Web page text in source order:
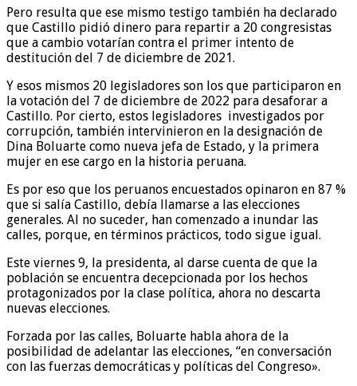
Pero resulta que ese mismo testigo también ha declarado
que Castillo pidió dinero para repartir a 20 congresistas
que a cambio votarían contra el primer intento de
destitución del 7 de diciembre de 2021.
Y esos mismos 20 legisladores son los que participaron en
la votación del 7 de diciembre de 2022 para desaforar a
Castillo. Por cierto, estos legisladores investigados por
corrupción, también intervinieron en la designación de
Dina Boluarte como nueva jefa de Estado, y la primera
mujer en ese cargo en la historia peruana.
Es por eso que los peruanos encuestados opinaron en 87 %
que si salía Castillo, debía llamarse a las elecciones
generales. Al no suceder, han comenzado a inundar las
calles, porque, en términos prácticos, todo sigue igual.
Este viernes 9, la presidenta, al darse cuenta de que la
población se encuentra decepcionada por los hechos
protagonizados por la clase política, ahora no descarta
nuevas elecciones.
Forzada por las calles, Boluarte habla ahora de la
posibilidad de adelantar las elecciones, “en conversación
con las fuerzas democráticas y políticas del Congreso».